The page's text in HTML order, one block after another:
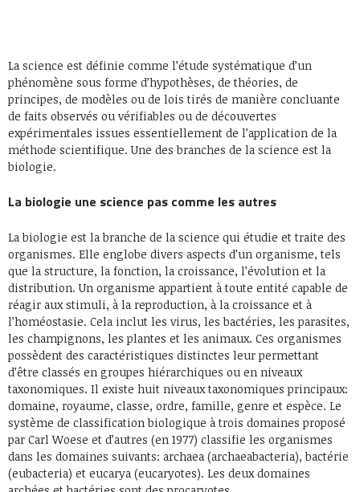
La science est définie comme l’étude systématique d’un
phénomène sous forme d’hypothèses, de théories, de
principes, de modèles ou de lois tirés de manière concluante
de faits observés ou vérifiables ou de découvertes
expérimentales issues essentiellement de l’application de la
méthode scientifique. Une des branches de la science est la
biologie.
La biologie une science pas comme les autres
La biologie est la branche de la science qui étudie et traite des
organismes. Elle englobe divers aspects d’un organisme, tels
que la structure, la fonction, la croissance, l’évolution et la
distribution. Un organisme appartient à toute entité capable de
réagir aux stimuli, à la reproduction, à la croissance et à
l’homéostasie. Cela inclut les virus, les bactéries, les parasites,
les champignons, les plantes et les animaux. Ces organismes
possèdent des caractéristiques distinctes leur permettant
d’être classés en groupes hiérarchiques ou en niveaux
taxonomiques. Il existe huit niveaux taxonomiques principaux:
domaine, royaume, classe, ordre, famille, genre et espèce. Le
système de classification biologique à trois domaines proposé
par Carl Woese et d’autres (en 1977) classifie les organismes
dans les domaines suivants: archaea (archaeabacteria), bactérie
(eubacteria) et eucarya (eucaryotes). Les deux domaines